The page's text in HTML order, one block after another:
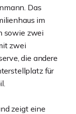
Das
im
sowie zwei
zwei
die andere
für
zeigt eine